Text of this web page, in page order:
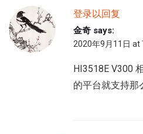
登录以回复
金奇 says:
2020年9月11日 at
HI3518E V300
的平台就支持那